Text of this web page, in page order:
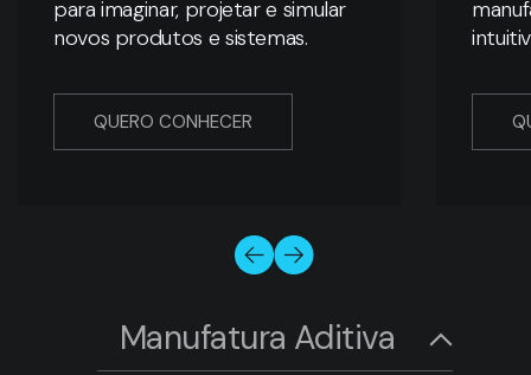
para imaginar, projetar e simular
novos produtos e sistemas.
QUERO CONHECER
Manufatura Aditiva